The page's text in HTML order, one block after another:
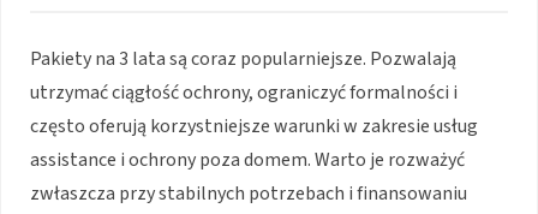
Pakiety na 3 lata są coraz popularniejsze. Pozwalają
utrzymać ciągłość ochrony, ograniczyć formalności i
często oferują korzystniejsze warunki w zakresie usług
assistance i ochrony poza domem. Warto je rozważyć
zwłaszcza przy stabilnych potrzebach i finansowaniu